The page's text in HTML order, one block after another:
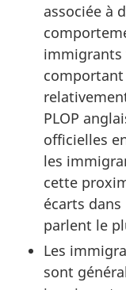
associée à
immigrants
PLOP
officielles
les
cette
écarts
parlent le
Les
sont